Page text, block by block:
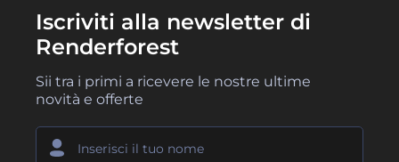
Iscriviti alla newsletter di
Renderforest
Sii tra i primi a ricevere le nostre ultime
novità e offerte